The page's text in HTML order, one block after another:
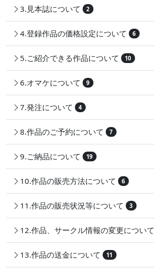
3.見本誌について 2
4.登録作品の価格設定について 6
5.ご紹介できる作品について 10
6.オマケについて 9
7.発注について 4
8.作品のご予約について 7
9.ご納品について 19
10.作品の販売方法について 6
11.作品の販売状況等について 3
12.作品、サークル情報の変更について
13.作品の送金について 11